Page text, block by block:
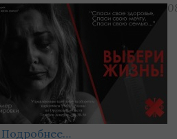
Подробнее…